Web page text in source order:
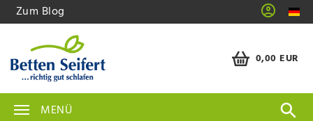
Zum Blog
0,00 EUR
MENÜ